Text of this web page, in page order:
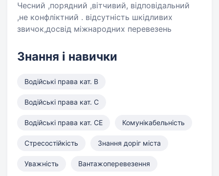
Чесний ,порядний ,вітчивий, відповідальний
,не конфліктний . відсутність шкідливих
звичок,досвід міжнародних перевезень
Знання і навички
Водійські права кат. B
Водійські права кат. C
Водійські права кат. CE Комунікабельність
Стресостійкість Знання доріг міста
Уважність Вантажоперевезення